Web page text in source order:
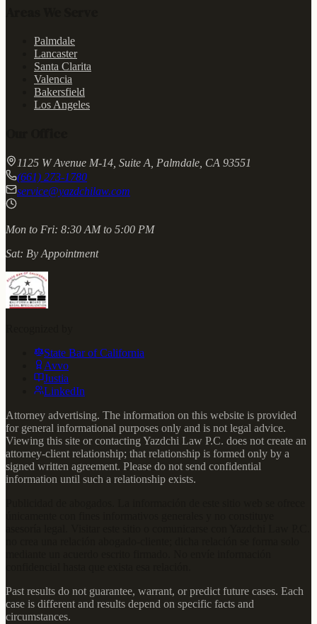
Palmdale
Lancaster
Santa Clarita
Valencia
Bakersfield
Los Angeles
1125 W Avenue M-14, Suite A, Palmdale, CA 93551
(661) 273-1780
service@yazdchilaw.com
Mon to Fri: 8:30 AM to 5:00 PM
Sat: By Appointment
State Bar of California
Avvo
Justia
LinkedIn
Attorney advertising. The information on this website is provided
for general informational purposes only and is not legal advice.
Viewing this site or contacting Yazdchi Law P.C. does not create an
attorney-client relationship; that relationship is formed only by a
signed written agreement. Please do not send confidential
information until such a relationship exists.
Past results do not guarantee, warrant, or predict future cases. Each
case is different and results depend on specific facts and
circumstances.